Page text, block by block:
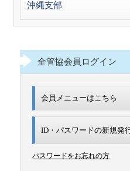
沖縄支部
全管協会員ログイン
会員メニューはこちら
ID・パスワードの新規発
パスワードをお忘れの方